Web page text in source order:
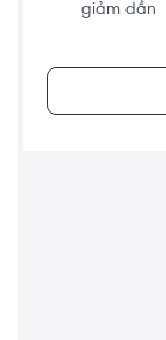
giảm dần